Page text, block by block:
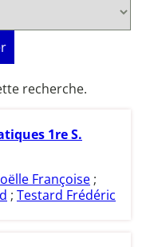
recherche.
1re S.
Françoise ;
; Testard Frédéric